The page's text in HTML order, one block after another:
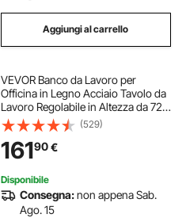
Aggiungi al carrello
VEVOR Banco da Lavoro per
Officina in Legno Acciaio Tavolo da
Lavoro Regolabile in Altezza da 72-
97 cm per Garage, Officine, Negozi
Commerciali, Officine di Riparazioni
Automobilistiche, Uffici, Case
(529)
16190€
Disponibile
Consegna:non appena Sab.
Ago. 15